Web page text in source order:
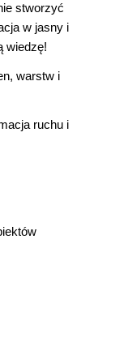
stworzyć
w jasny i
wiedzę!
warstw i
ruchu i